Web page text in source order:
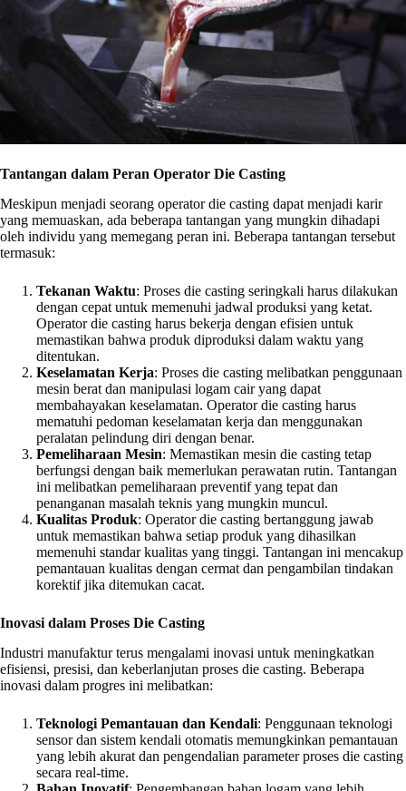
Tantangan dalam Peran Operator Die Casting
Meskipun menjadi seorang operator die casting dapat menjadi karir
yang memuaskan, ada beberapa tantangan yang mungkin dihadapi
oleh individu yang memegang peran ini. Beberapa tantangan tersebut
termasuk:
Tekanan Waktu: Proses die casting seringkali harus dilakukan
dengan cepat untuk memenuhi jadwal produksi yang ketat.
Operator die casting harus bekerja dengan efisien untuk
memastikan bahwa produk diproduksi dalam waktu yang
ditentukan.
Keselamatan Kerja: Proses die casting melibatkan penggunaan
mesin berat dan manipulasi logam cair yang dapat
membahayakan keselamatan. Operator die casting harus
mematuhi pedoman keselamatan kerja dan menggunakan
peralatan pelindung diri dengan benar.
Pemeliharaan Mesin: Memastikan mesin die casting tetap
berfungsi dengan baik memerlukan perawatan rutin. Tantangan
ini melibatkan pemeliharaan preventif yang tepat dan
penanganan masalah teknis yang mungkin muncul.
Kualitas Produk: Operator die casting bertanggung jawab
untuk memastikan bahwa setiap produk yang dihasilkan
memenuhi standar kualitas yang tinggi. Tantangan ini mencakup
pemantauan kualitas dengan cermat dan pengambilan tindakan
korektif jika ditemukan cacat.
Inovasi dalam Proses Die Casting
Industri manufaktur terus mengalami inovasi untuk meningkatkan
efisiensi, presisi, dan keberlanjutan proses die casting. Beberapa
inovasi dalam progres ini melibatkan:
Teknologi Pemantauan dan Kendali: Penggunaan teknologi
sensor dan sistem kendali otomatis memungkinkan pemantauan
yang lebih akurat dan pengendalian parameter proses die casting
secara real-time.